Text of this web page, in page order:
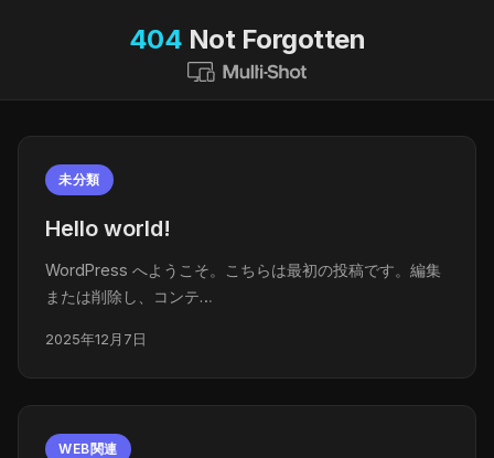
404 Not Forgotten
未分類
Hello world!
WordPress へようこそ。こちらは最初の投稿です。編集
または削除し、コンテ…
2025年12月7日
WEB関連